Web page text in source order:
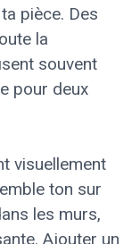
pièce. Des
la
souvent
pour deux
visuellement
ton sur
les murs,
Ajouter un